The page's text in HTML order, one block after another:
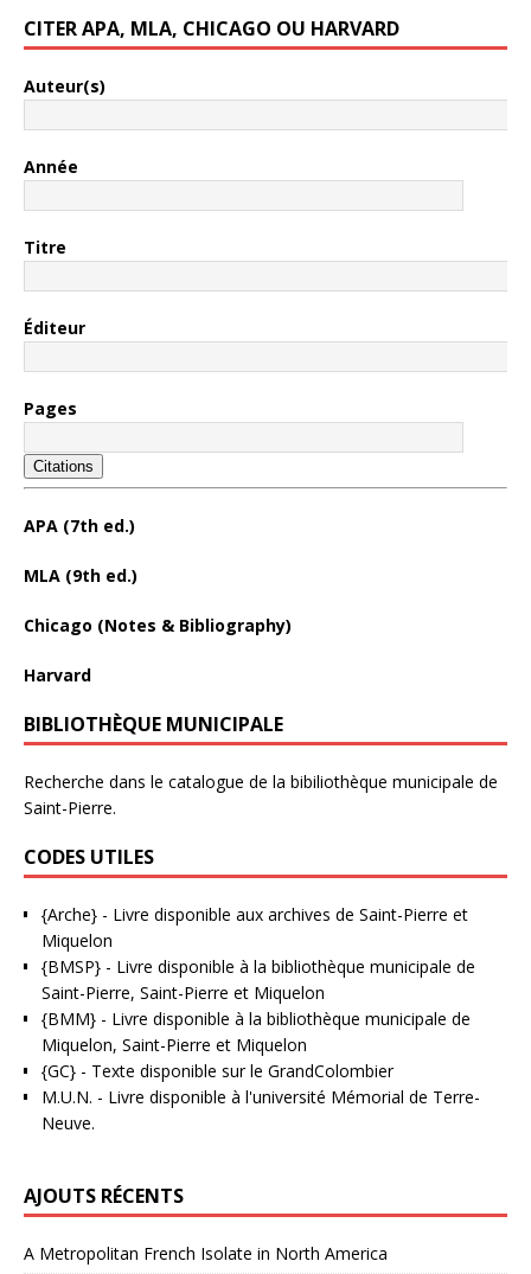
CITER APA, MLA, CHICAGO OU HARVARD
Auteur(s)
Année
Titre
Éditeur
Pages
Citations
APA (7th ed.)
MLA (9th ed.)
Chicago (Notes & Bibliography)
Harvard
BIBLIOTHÈQUE MUNICIPALE
Recherche dans le catalogue de la bibiliothèque municipale de
Saint-Pierre.
CODES UTILES
{Arche} - Livre disponible aux archives de Saint-Pierre et
Miquelon
{BMSP} - Livre disponible à la bibliothèque municipale de
Saint-Pierre, Saint-Pierre et Miquelon
{BMM} - Livre disponible à la bibliothèque municipale de
Miquelon, Saint-Pierre et Miquelon
{GC} - Texte disponible sur le GrandColombier
M.U.N. - Livre disponible à l'université Mémorial de Terre-
Neuve.
AJOUTS RÉCENTS
A Metropolitan French Isolate in North America